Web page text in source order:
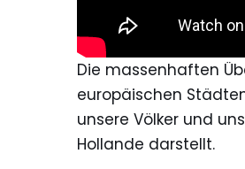
Die massenhaften
europäischen
unsere Völker und
Hollande darstellt.